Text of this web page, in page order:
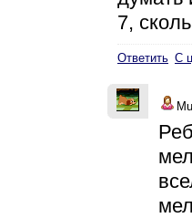
7,
Ответить С